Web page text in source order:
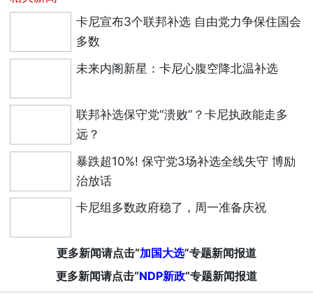
卡尼宣布3个联邦补选 自由党力争保住国会
多数
未来内阁新星：卡尼心腹空降北温补选
联邦补选保守党“溃败”？卡尼执政能走多
远？
暴跌超10%! 保守党3场补选全线失守 博励
治放话
卡尼组多数政府稳了，周一准备庆祝
更多新闻请点击“加国大选”专题新闻报道
更多新闻请点击“NDP新政”专题新闻报道